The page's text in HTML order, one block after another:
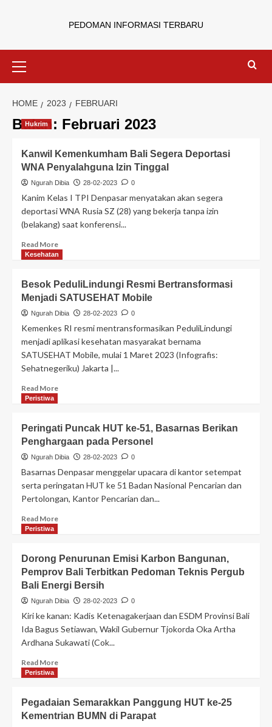
PEDOMAN INFORMASI TERBARU
HOME 2023 FEBRUARI
Bulan: Februari 2023
Hukrim
Kanwil Kemenkumham Bali Segera Deportasi
WNA Penyalahguna Izin Tinggal
Ngurah Dibia 28-02-2023 0
Kanim Kelas I TPI Denpasar menyatakan akan segera
deportasi WNA Rusia SZ (28) yang bekerja tanpa izin
(belakang) saat konferensi...
Read More
Kesehatan
Besok PeduliLindungi Resmi Bertransformasi
Menjadi SATUSEHAT Mobile
Ngurah Dibia 28-02-2023 0
Kemenkes RI resmi mentransformasikan PeduliLindungi
menjadi aplikasi kesehatan masyarakat bernama
SATUSEHAT Mobile, mulai 1 Maret 2023 (Infografis:
Sehatnegeriku) Jakarta |...
Read More
Peristiwa
Peringati Puncak HUT ke-51, Basarnas Berikan
Penghargaan pada Personel
Ngurah Dibia 28-02-2023 0
Basarnas Denpasar menggelar upacara di kantor setempat
serta peringatan HUT ke 51 Badan Nasional Pencarian dan
Pertolongan, Kantor Pencarian dan...
Read More
Peristiwa
Dorong Penurunan Emisi Karbon Bangunan,
Pemprov Bali Terbitkan Pedoman Teknis Pergub
Bali Energi Bersih
Ngurah Dibia 28-02-2023 0
Kiri ke kanan: Kadis Ketenagakerjaan dan ESDM Provinsi Bali
Ida Bagus Setiawan, Wakil Gubernur Tjokorda Oka Artha
Ardhana Sukawati (Cok...
Read More
Peristiwa
Pegadaian Semarakkan Panggung HUT ke-25
Kementrian BUMN di Parapat